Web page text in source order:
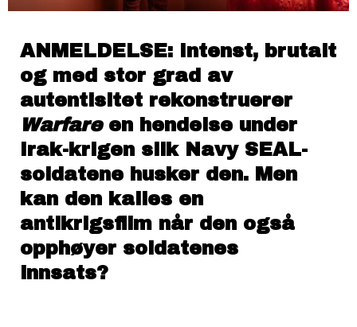
ANMELDELSE:
Intenst, brutalt
og med stor grad av
autentisitet rekonstruerer
Warfareen hendelse under
Irak-krigen slik Navy SEAL-
soldatene husker den. Men
kan den kalles en
antikrigsfilm når den også
opphøyer soldatenes
innsats?